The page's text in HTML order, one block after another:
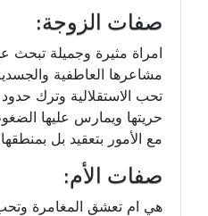
صفات الزوجة:
امراة مثيرة وجميلة تبحث
مشاعرها العاطفية
تحب الاستقلالية وترك
حريتها ويمارس عليها
مع الأمور بتعقيد بل
صفات الأم:
هي ام تعشق المغامرة